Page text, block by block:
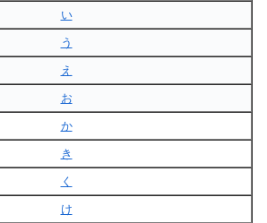
い
う
え
お
か
き
く
け